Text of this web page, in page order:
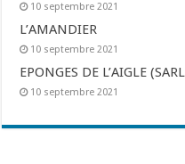
10 septembre 2021
L’AMANDIER
10 septembre 2021
EPONGES DE L’AIGLE
10 septembre 2021